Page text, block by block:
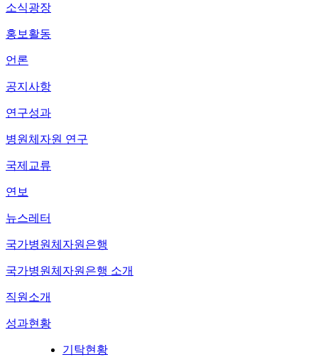
소식광장
홍보활동
언론
공지사항
연구성과
병원체자원 연구
국제교류
연보
뉴스레터
국가병원체자원은행
국가병원체자원은행 소개
직원소개
성과현황
기탁현황